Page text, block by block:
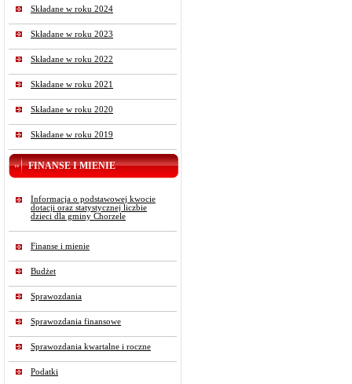
Składane w roku 2024
Składane w roku 2023
Składane w roku 2022
Składane w roku 2021
Składane w roku 2020
Składane w roku 2019
FINANSE I MIENIE
Informacja o podstawowej kwocie
dotacji oraz statystycznej liczbie
dzieci dla gminy Chorzele
Finanse i mienie
Budżet
Sprawozdania
Sprawozdania finansowe
Sprawozdania kwartalne i roczne
Podatki